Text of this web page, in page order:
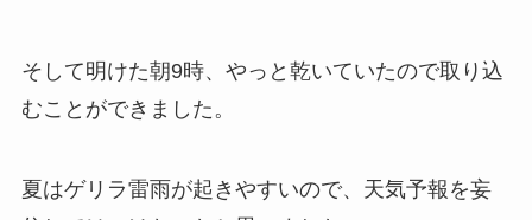
そして明けた朝9時、やっと乾いていたので取り込
むことができました。
夏はゲリラ雷雨が起きやすいので、天気予報を妄